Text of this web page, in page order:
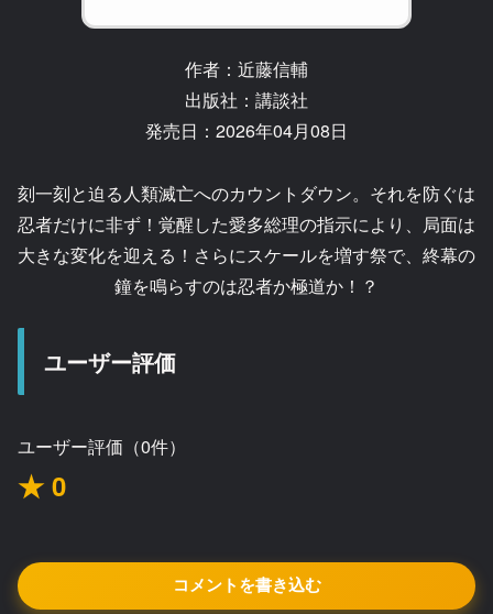
作者：近藤信輔
出版社：講談社
発売日：2026年04月08日
刻一刻と迫る人類滅亡へのカウントダウン。それを防ぐは
忍者だけに非ず！覚醒した愛多総理の指示により、局面は
大きな変化を迎える！さらにスケールを増す祭で、終幕の
鐘を鳴らすのは忍者か極道か！？
ユーザー評価
ユーザー評価（0件）
★ 0
コメントを書き込む